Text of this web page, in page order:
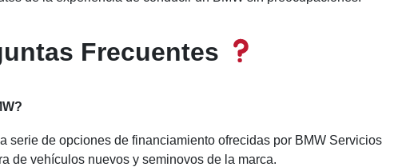
Frecuentes
serie de opciones de financiamiento ofrecidas por BMW Servicios
de vehículos nuevos y seminovos de la marca.